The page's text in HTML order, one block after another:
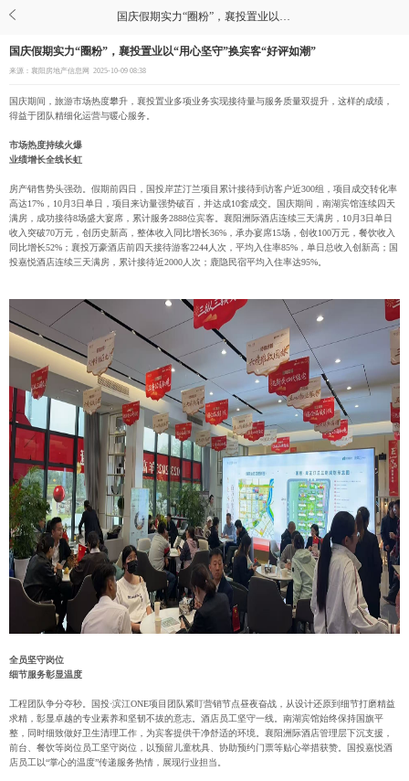
国庆假期实力“圈粉”，襄投置业以“用心坚守”换宾客“好评如潮”
国庆假期实力“圈粉”，襄投置业以“用心坚守”换宾客“好评如潮”
来源：襄阳房地产信息网 2025-10-09 08:38
国庆期间，旅游市场热度攀升，襄投置业多项业务实现接待量与服务质量双提升，这样的成绩，
得益于团队精细化运营与暖心服务。
市场热度持续火爆
业绩增长全线长虹
房产销售势头强劲。假期前四日，国投岸芷汀兰项目累计接待到访客户近300组，项目成交转化率
高达17%，10月3日单日，项目来访量强势破百，并达成10套成交。国庆期间，南湖宾馆连续四天
满房，成功接待8场盛大宴席，累计服务2888位宾客。襄阳洲际酒店连续三天满房，10月3日单日
收入突破70万元，创历史新高，整体收入同比增长36%，承办宴席15场，创收100万元，餐饮收入
同比增长52%；襄投万豪酒店前四天接待游客2244人次，平均入住率85%，单日总收入创新高；国
投嘉悦酒店连续三天满房，累计接待近2000人次；鹿隐民宿平均入住率达95%。
全员坚守岗位
细节服务彰显温度
工程团队争分夺秒。国投·滨江ONE项目团队紧盯营销节点昼夜奋战，从设计还原到细节打磨精益
求精，彰显卓越的专业素养和坚韧不拔的意志。酒店员工坚守一线。南湖宾馆始终保持国旗平
整，同时细致做好卫生清理工作，为宾客提供干净舒适的环境。襄阳洲际酒店管理层下沉支援，
前台、餐饮等岗位员工坚守岗位，以预留儿童枕具、协助预约门票等贴心举措获赞。国投嘉悦酒
店员工以“掌心的温度”传递服务热情，展现行业担当。